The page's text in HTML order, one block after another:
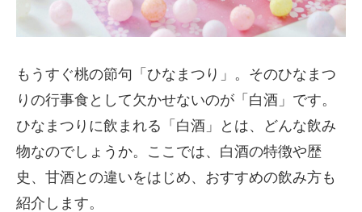
もうすぐ桃の節句「ひなまつり」。そのひなまつ
りの行事食として欠かせないのが「白酒」です。
ひなまつりに飲まれる「白酒」とは、どんな飲み
物なのでしょうか。ここでは、白酒の特徴や歴
史、甘酒との違いをはじめ、おすすめの飲み方も
紹介します。